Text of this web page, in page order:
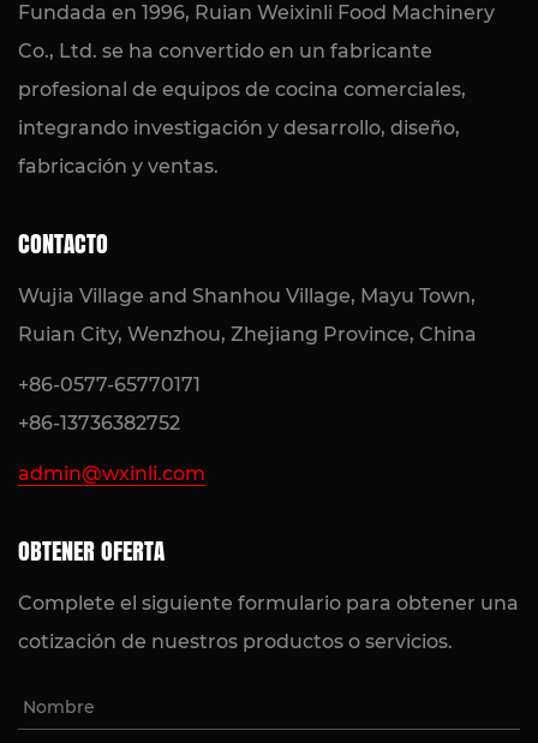
Fundada en 1996, Ruian Weixinli Food Machinery
Co., Ltd. se ha convertido en un fabricante
profesional de equipos de cocina comerciales,
integrando investigación y desarrollo, diseño,
fabricación y ventas.
CONTACTO
Wujia Village and Shanhou Village, Mayu Town,
Ruian City, Wenzhou, Zhejiang Province, China
+86-0577-65770171
+86-13736382752
admin@wxinli.com
OBTENER OFERTA
Complete el siguiente formulario para obtener una
cotización de nuestros productos o servicios.